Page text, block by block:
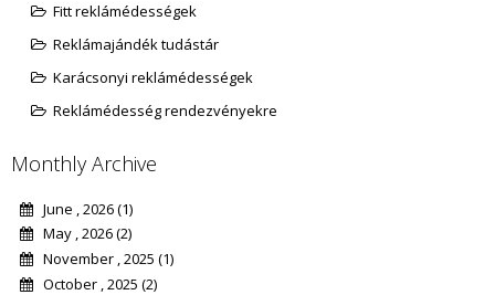
Fitt reklámédességek
Reklámajándék tudástár
Karácsonyi reklámédességek
Reklámédesség rendezvényekre
Monthly Archive
June , 2026 (1)
May , 2026 (2)
November , 2025 (1)
October , 2025 (2)